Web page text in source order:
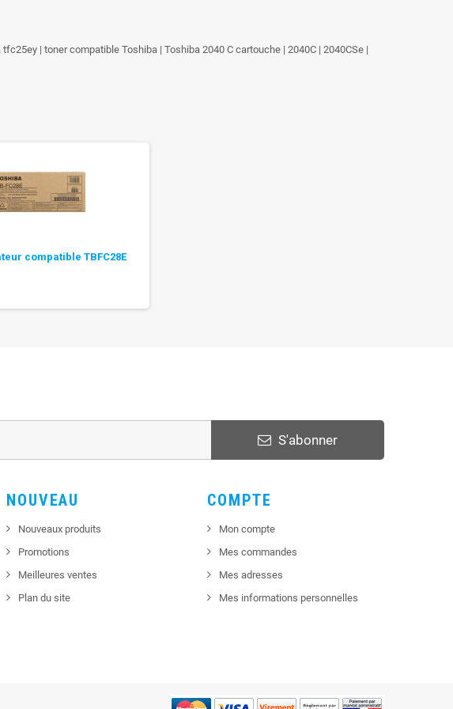
| toner compatible Toshiba | Toshiba 2040 C cartouche | 2040C | 2040CSe |
compatible TBFC28E
S'abonner
NOUVEAU
Nouveaux produits
Promotions
Meilleures ventes
Plan du site
COMPTE
Mon compte
Mes commandes
Mes adresses
Mes informations personnelles